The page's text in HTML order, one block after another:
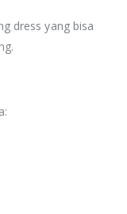
dress yang bisa